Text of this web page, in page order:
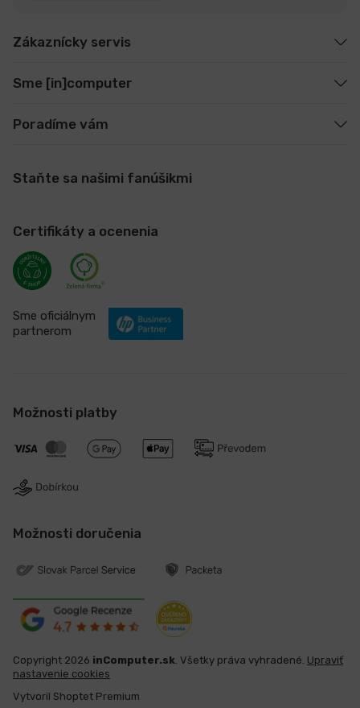
Zákaznícky servis
Sme [in]computer
Poradíme vám
Staňte sa našimi fanúšikmi
Certifikáty a ocenenia
Sme oficiálnym
partnerom
Možnosti platby
Možnosti doručenia
Vytvoril Shoptet Premium
Copyright 2026 inComputer.sk. Všetky práva vyhradené. Upraviť
nastavenie cookies